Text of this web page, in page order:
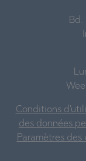
Bd.
Conditions
des données
Paramètres des